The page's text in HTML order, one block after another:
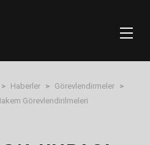
> Haberler > Görevlendirmeler >
Görevlendirilmeleri